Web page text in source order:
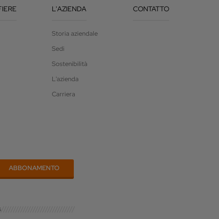
L'AZIENDA
Storia aziendale
Sedi
Sostenibilità
L'azienda
Carriera
CONTATTO